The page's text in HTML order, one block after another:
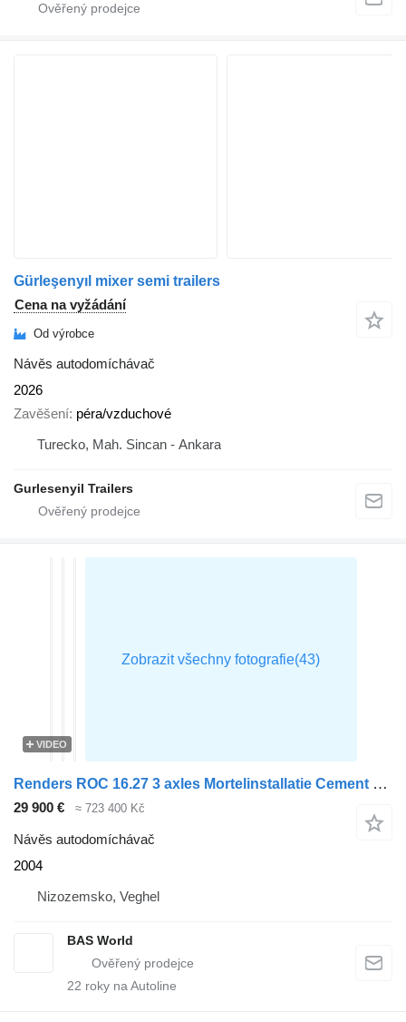
Gürleşenyıl mixer semi trailers
Cena na vyžádání
Od výrobce
Návěs autodomíchávač
2026
Zavěšení péra/vzduchové
Turecko, Mah. Sincan - Ankara
Gurlesenyil Trailers
VIDEO
Renders ROC 16.27 3 axles Mortelinstallatie Cement Mortel Lift+Lenkachse
29 900 € ≈ 723 400 Kč
Návěs autodomíchávač
2004
Nizozemsko, Veghel
BAS World
22 roky na Autoline